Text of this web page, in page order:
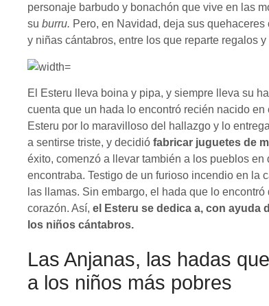
personaje barbudo y bonachón que vive en las
su burru. Pero, en Navidad, deja sus
y niñas cántabros, entre los que reparte regalos
El Esteru lleva boina y pipa, y siempre lleva su
cuenta que un hada lo encontró recién nacido
Esteru por lo maravilloso del hallazgo y lo
a sentirse triste, y decidió fabricar juguetes de
éxito, comenzó a llevar también a los pueblos
encontraba. Testigo de un furioso incendio en la
las llamas. Sin embargo, el hada que lo
corazón. Así, el Esteru se dedica a, con ayuda
los niños cántabros.
Las Anjanas, las hadas
a los niños más pobres